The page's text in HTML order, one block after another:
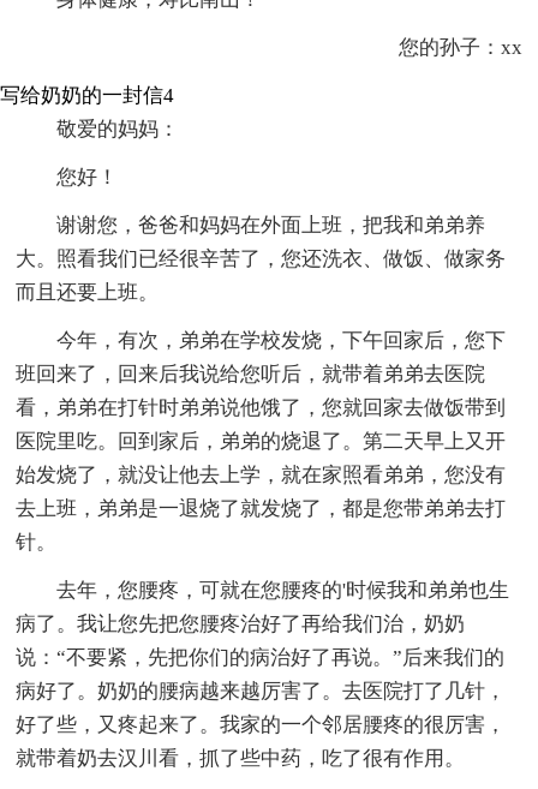
您的孙子：xx
写给奶奶的一封信4
敬爱的妈妈：
您好！
谢谢您，爸爸和妈妈在外面上班，把我和弟弟养
大。照看我们已经很辛苦了，您还洗衣、做饭、做家务
而且还要上班。
今年，有次，弟弟在学校发烧，下午回家后，您下
班回来了，回来后我说给您听后，就带着弟弟去医院
看，弟弟在打针时弟弟说他饿了，您就回家去做饭带到
医院里吃。回到家后，弟弟的烧退了。第二天早上又开
始发烧了，就没让他去上学，就在家照看弟弟，您没有
去上班，弟弟是一退烧了就发烧了，都是您带弟弟去打
针。
去年，您腰疼，可就在您腰疼的'时候我和弟弟也生
病了。我让您先把您腰疼治好了再给我们治，奶奶
说：“不要紧，先把你们的病治好了再说。”后来我们的
病好了。奶奶的腰病越来越厉害了。去医院打了几针，
好了些，又疼起来了。我家的一个邻居腰疼的很厉害，
就带着奶去汉川看，抓了些中药，吃了很有作用。